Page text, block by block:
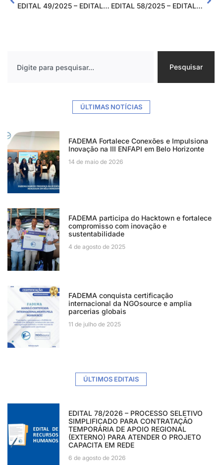
EDITAL 49/2025 – EDITAL DE PROCESSO SELETIVO DE RECURSOS HUMANOS PROJETO “PARTIU IF” IFSULDEMINAS – INSTITUTO FEDERAL DO SUL DE MINAS GERAIS EDITAL 58/2025 – EDITAL DE PROCESSO SELETIVO SIMPLIFICADO PARA CONTRATAÇÃO TEMPORÁRIA DE DOCENTES PARA ATENDER O PROJETO ALVORADA CICLO 2
Pesquisar
ÚLTIMAS NOTÍCIAS
FADEMA Fortalece Conexões e Impulsiona
Inovação na III ENFAPI em Belo Horizonte
14 de maio de 2026
FADEMA participa do Hacktown e fortalece
compromisso com inovação e
sustentabilidade
4 de agosto de 2025
FADEMA conquista certificação
internacional da NGOsource e amplia
parcerias globais
11 de julho de 2025
ÚLTIMOS EDITAIS
EDITAL 78/2026 – PROCESSO SELETIVO
SIMPLIFICADO PARA CONTRATAÇÃO
TEMPORÁRIA DE APOIO REGIONAL
(EXTERNO) PARA ATENDER O PROJETO
CAPACITA EM REDE
6 de agosto de 2026